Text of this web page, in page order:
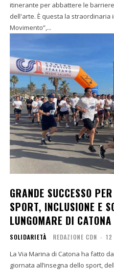
itinerante per abbattere le
dell'arte. È questa la straordinaria
Movimento”,...
GRANDE SUCCESSO
SPORT, INCLUSIONE E
LUNGOMARE DI CATONA
SOLIDARIETÀ REDAZIONE CDN - 12
La Via Marina di Catona ha fatto
giornata all’insegna dello sport,